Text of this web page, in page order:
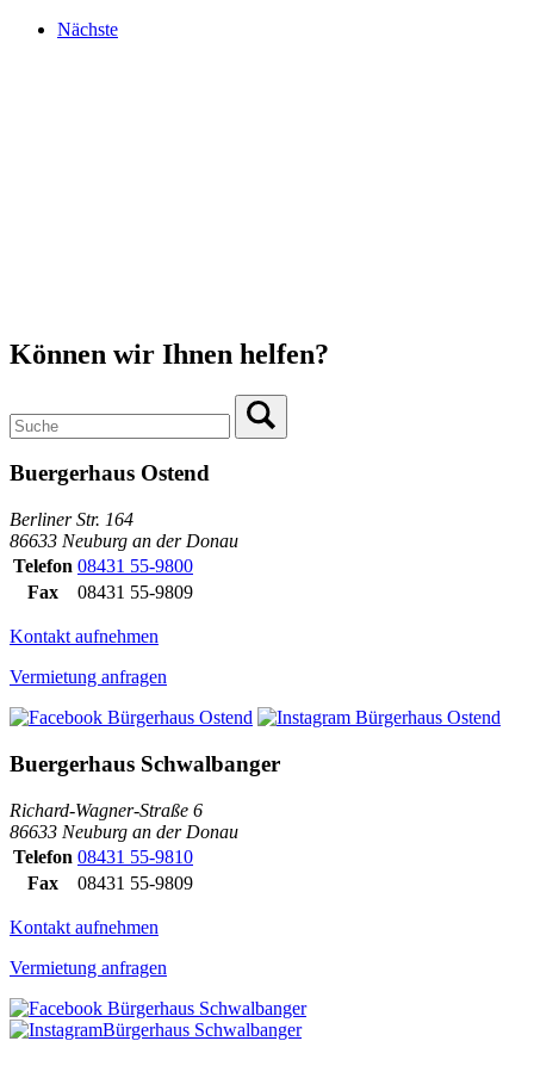
Nächste
Können wir Ihnen helfen?
Buergerhaus Ostend
Berliner Str. 164
86633 Neuburg an der Donau
Telefon 08431 55-9800
Fax
08431 55-9809
Kontakt aufnehmen
Vermietung anfragen
Buergerhaus Schwalbanger
Richard-Wagner-Straße 6
86633 Neuburg an der Donau
Telefon 08431 55-9810
Fax
08431 55-9809
Kontakt aufnehmen
Vermietung anfragen